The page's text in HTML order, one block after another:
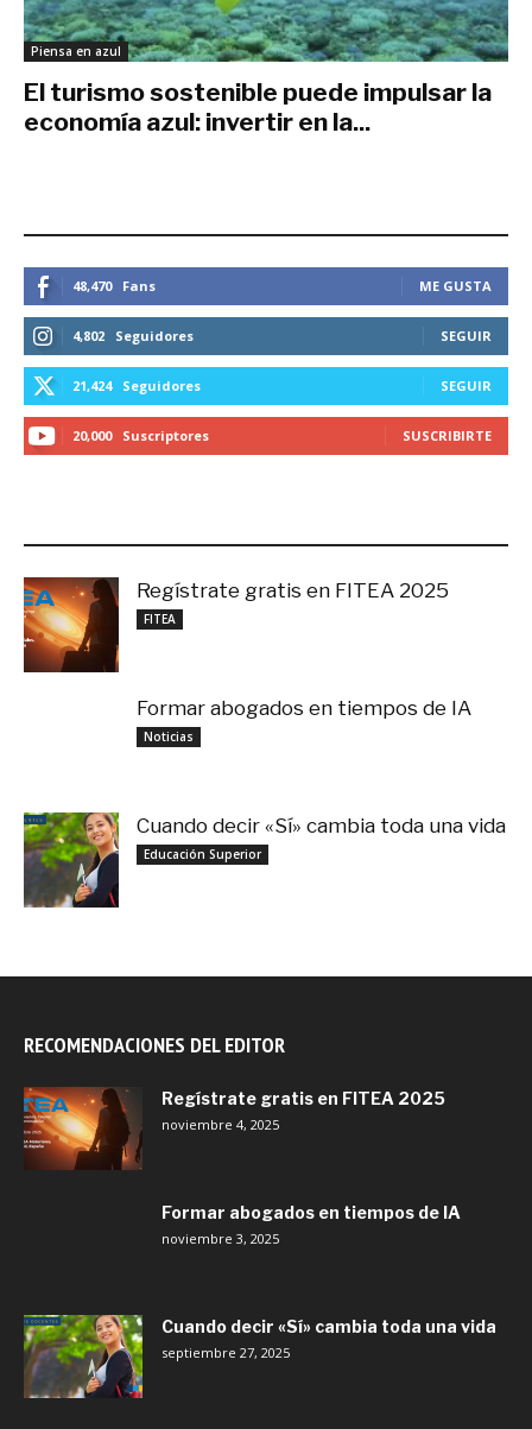
Piensa en azul
El turismo sostenible puede impulsar la
economía azul: invertir en la...
48,470 Fans ME GUSTA
4,802 Seguidores SEGUIR
21,424 Seguidores SEGUIR
20,000 Suscriptores SUSCRIBIRTE
Regístrate gratis en FITEA 2025
FITEA
Formar abogados en tiempos de IA
Noticias
Cuando decir «Sí» cambia toda una vida
Educación Superior
RECOMENDACIONES DEL EDITOR
Regístrate gratis en FITEA 2025
noviembre 4, 2025
Formar abogados en tiempos de IA
noviembre 3, 2025
Cuando decir «Sí» cambia toda una vida
septiembre 27, 2025